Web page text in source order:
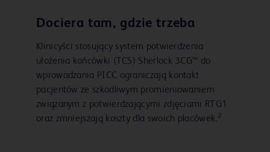
Dociera tam, gdzie trzeba
Klinicyści stosujący system potwierdzenia
ułożenia końcówki (TCS) Sherlock 3CG™ do
wprowadzania PICC ograniczają kontakt
pacjentów ze szkodliwym promieniowaniem
związanym z potwierdzającymi zdjęciami RTG1
oraz zmniejszają koszty dla swoich placówek. 2